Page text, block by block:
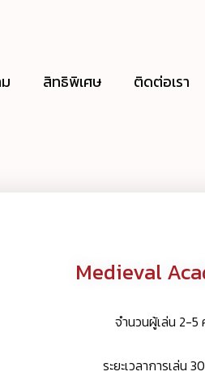
สิทธิพิเศษ ติดต่อเรา
Medieval
จำนวนผู้เล่น 2-5
ระยะเวลาการเล่น